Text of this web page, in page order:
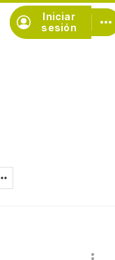
Iniciar
sesión